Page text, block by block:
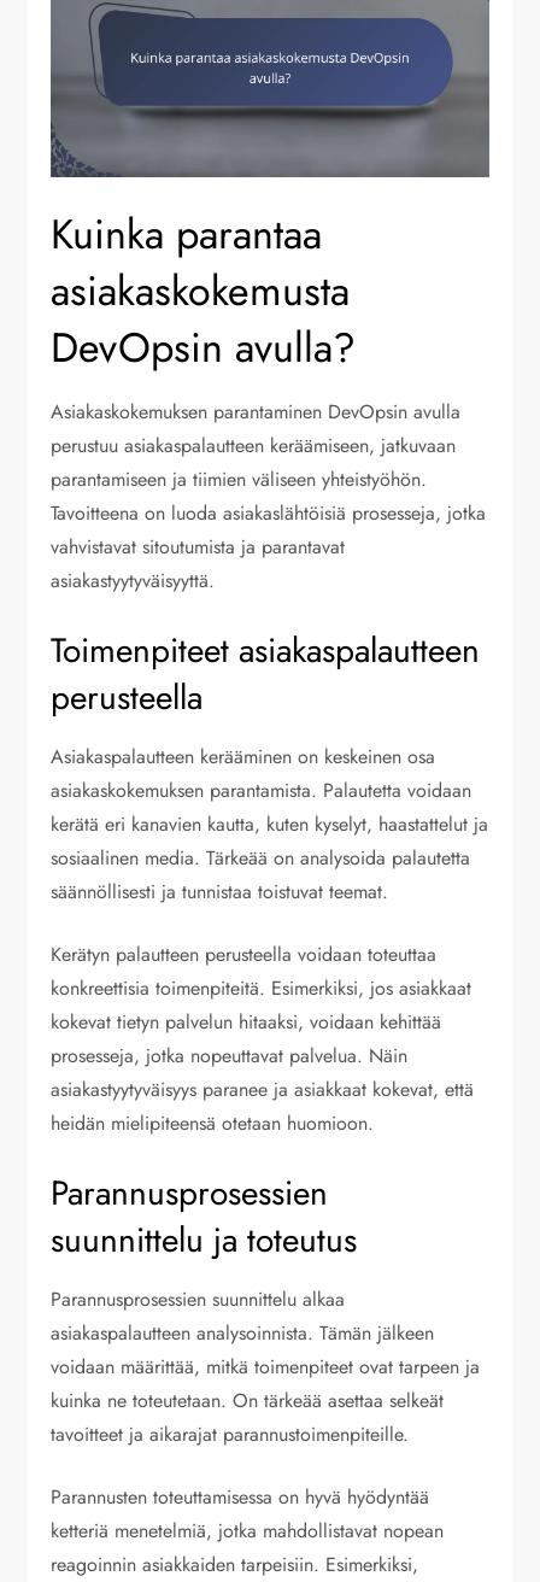
Kuinka parantaa
asiakaskokemusta
DevOpsin avulla?
Asiakaskokemuksen parantaminen DevOpsin avulla
perustuu asiakaspalautteen keräämiseen, jatkuvaan
parantamiseen ja tiimien väliseen yhteistyöhön.
Tavoitteena on luoda asiakaslähtöisiä prosesseja, jotka
vahvistavat sitoutumista ja parantavat
asiakastyytyväisyyttä.
Toimenpiteet asiakaspalautteen
perusteella
Asiakaspalautteen kerääminen on keskeinen osa
asiakaskokemuksen parantamista. Palautetta voidaan
kerätä eri kanavien kautta, kuten kyselyt, haastattelut ja
sosiaalinen media. Tärkeää on analysoida palautetta
säännöllisesti ja tunnistaa toistuvat teemat.
Kerätyn palautteen perusteella voidaan toteuttaa
konkreettisia toimenpiteitä. Esimerkiksi, jos asiakkaat
kokevat tietyn palvelun hitaaksi, voidaan kehittää
prosesseja, jotka nopeuttavat palvelua. Näin
asiakastyytyväisyys paranee ja asiakkaat kokevat, että
heidän mielipiteensä otetaan huomioon.
Parannusprosessien
suunnittelu ja toteutus
Parannusprosessien suunnittelu alkaa
asiakaspalautteen analysoinnista. Tämän jälkeen
voidaan määrittää, mitkä toimenpiteet ovat tarpeen ja
kuinka ne toteutetaan. On tärkeää asettaa selkeät
tavoitteet ja aikarajat parannustoimenpiteille.
Parannusten toteuttamisessa on hyvä hyödyntää
ketteriä menetelmiä, jotka mahdollistavat nopean
reagoinnin asiakkaiden tarpeisiin. Esimerkiksi,